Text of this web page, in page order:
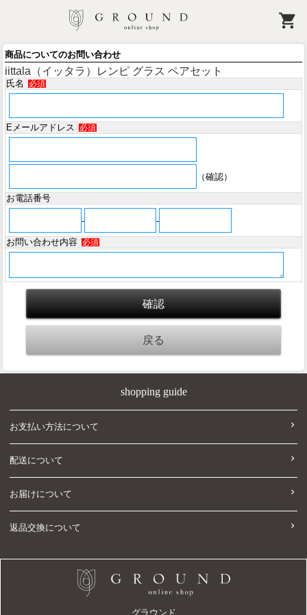
商品についてのお問い合わせ
iittala（イッタラ）レンピ グラス ペアセット
氏名 必須
Eメールアドレス 必須
（確認）
お電話番号
- -
お問い合わせ内容 必須
shopping guide
お支払い方法について
配送について
お届けについて
返品交換について